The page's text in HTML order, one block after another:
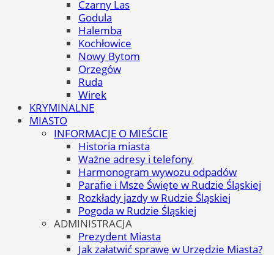
Czarny Las
Godula
Halemba
Kochłowice
Nowy Bytom
Orzegów
Ruda
Wirek
KRYMINALNE
MIASTO
INFORMACJE O MIEŚCIE
Historia miasta
Ważne adresy i telefony
Harmonogram wywozu odpadów
Parafie i Msze Święte w Rudzie Śląskiej
Rozkłady jazdy w Rudzie Śląskiej
Pogoda w Rudzie Śląskiej
ADMINISTRACJA
Prezydent Miasta
Jak załatwić sprawę w Urzędzie Miasta?